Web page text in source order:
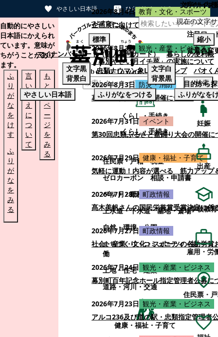
やさしい日本語 ひらがなをつける
本文へスキップする
自動的にやさしい
日本語にかえられ
ています。意味が
ちがうことがあり
ます。
ふ
り
が
な
を
け
す
ふ
り
が
な
を
み
る
言
い
替
え
に
つ
い
て
も
と
の
ペ
ー
ジ
を
み
る
検索
くらし・手続き
くらし・手続き
住民票・戸籍
税金
ゼロカーボン
相談・申請書
ペット・動植物
ごみ
上水道・下水道
墓地・斎場
自然・環境・公園
まちづくり・コミュニティ・協
働
土地・住宅・建築
道路・河川・交通
健康・福祉・子育て
2026年8月4日 教育・文化・スポーツ
企画展に向けて：安東ウメ子さんとの思
2026年8月3日 観光・産業・ビジネス
「幕別やさい月イチ菜」の実施について
2026年8月3日 防災・消防
幕別町防災フェアの開催について
2026年7月31日 イベント
第30回忠類ふるさと盆踊り大会の開催に
2026年7月29日 健康・福祉・子育て
気軽に運動！内容が選べる 筋力アップ
2026年7月28日 町政情報
髙木美帆さんの国民栄誉賞受賞決定に係
2026年7月27日 町政情報
社会・産業・文化・スポーツの各功労
2026年7月24日 観光・産業・ビジネス
幕別町百年記念ホール指定管理者公募に
2026年7月23日 観光・産業・ビジネス
アルコ236及び道の駅・忠類指定管理者
サイト内
注目ワー
マイナンバーカード（個人番号カード）
暮らしの便利帳
忠類ナウマン象LINEスタンプ
パオく
目的から
妊娠
出産
学校教育
雇用・労
住民票・
文字サイズ
現在の文字
標準
縮小
背景色変
文字黒
背景白
文字白
背景黒
やさしい日本語
ふりがなをつける ふりがなを